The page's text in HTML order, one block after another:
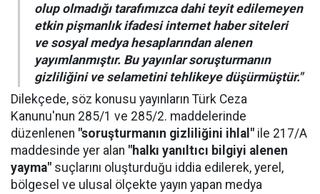
olup olmadığı tarafımızca dahi teyit edilemeyen
etkin pişmanlık ifadesi internet haber siteleri
ve sosyal medya hesaplarından alenen
yayımlanmıştır. Bu yayınlar soruşturmanın
gizliliğini ve selametini tehlikeye düşürmüştür."
Dilekçede, söz konusu yayınların Türk Ceza
Kanunu'nun 285/1 ve 285/2. maddelerinde
düzenlenen "soruşturmanın gizliliğini ihlal" ile 217/A
maddesinde yer alan "halkı yanıltıcı bilgiyi alenen
yayma" suçlarını oluşturduğu iddia edilerek, yerel,
bölgesel ve ulusal ölçekte yayın yapan medya